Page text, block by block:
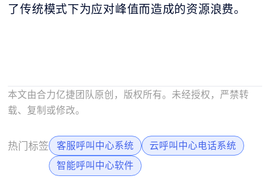
了传统模式下为应对峰值而造成的资源浪费。
本文由合力亿捷团队原创，版权所有。未经授权，严禁转
载、复制或修改。
热门标签 客服呼叫中心系统
云呼叫中心电话系统
智能呼叫中心软件